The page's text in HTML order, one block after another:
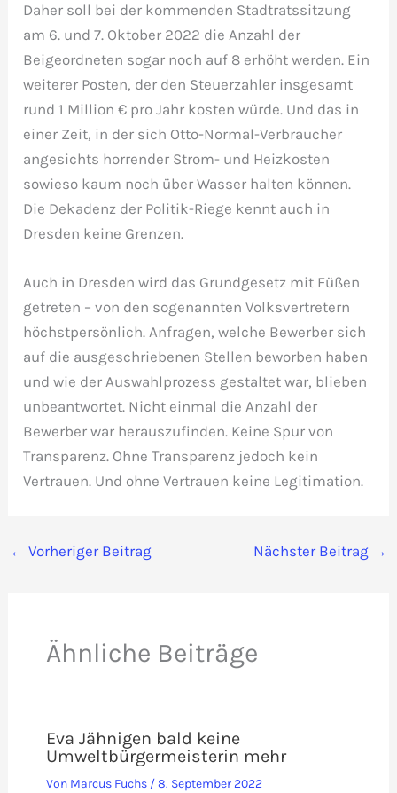
Daher soll bei der kommenden Stadtratssitzung
am 6. und 7. Oktober 2022 die Anzahl der
Beigeordneten sogar noch auf 8 erhöht werden. Ein
weiterer Posten, der den Steuerzahler insgesamt
rund 1 Million € pro Jahr kosten würde. Und das in
einer Zeit, in der sich Otto-Normal-Verbraucher
angesichts horrender Strom- und Heizkosten
sowieso kaum noch über Wasser halten können.
Die Dekadenz der Politik-Riege kennt auch in
Dresden keine Grenzen.
Auch in Dresden wird das Grundgesetz mit Füßen
getreten – von den sogenannten Volksvertretern
höchstpersönlich. Anfragen, welche Bewerber sich
auf die ausgeschriebenen Stellen beworben haben
und wie der Auswahlprozess gestaltet war, blieben
unbeantwortet. Nicht einmal die Anzahl der
Bewerber war herauszufinden. Keine Spur von
Transparenz. Ohne Transparenz jedoch kein
Vertrauen. Und ohne Vertrauen keine Legitimation.
← Vorheriger Beitrag Nächster Beitrag →
Ähnliche Beiträge
Eva Jähnigen bald keine
Umweltbürgermeisterin mehr
Von Marcus Fuchs /8. September 2022